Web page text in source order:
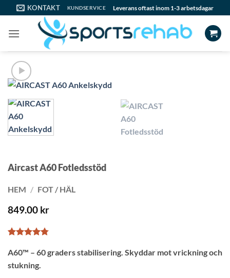
to
content
KONTAKT KUNDSERVICE Leverans oftast inom 1-3 arbetsdagar
Aircast A60 Fotledsstöd
HEM / FOT / HÄL
849.00 kr
4.78av 5
kundrecensioner
A60™ – 60 graders stabilisering. Skyddar mot vrickning och
stukning.